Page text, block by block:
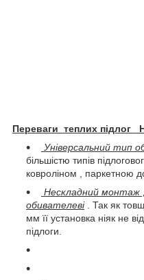
Переваги теплих підлог
Універсальний тип
більшістю типів
ковроліном , паркетною
Нескладний монтаж
обивателеві. Так як
мм її установка ніяк не
підлоги.